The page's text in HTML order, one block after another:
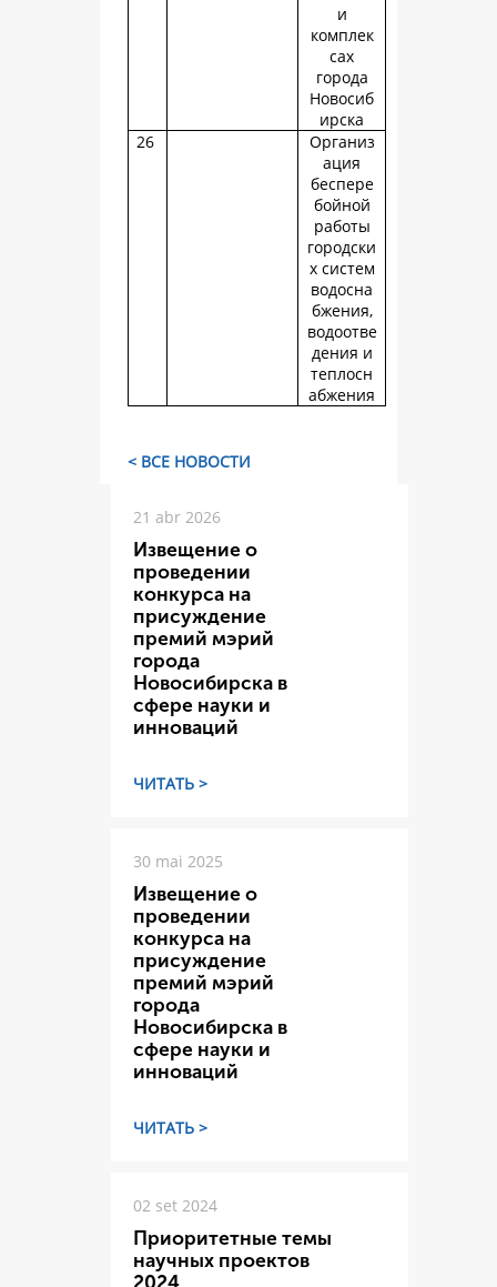
и
комплек
сах
города
Новосиб
ирска
26
Организ
ация
беспере
бойной
работы
городски
х систем
водосна
бжения,
водоотве
дения и
теплосн
абжения
< ВСЕ НОВОСТИ
21 abr 2026
Извещение о
проведении
конкурса на
присуждение
премий мэрий
города
Новосибирска в
сфере науки и
инноваций
ЧИТАТЬ >
30 mai 2025
Извещение о
проведении
конкурса на
присуждение
премий мэрий
города
Новосибирска в
сфере науки и
инноваций
ЧИТАТЬ >
02 set 2024
Приоритетные темы
научных проектов